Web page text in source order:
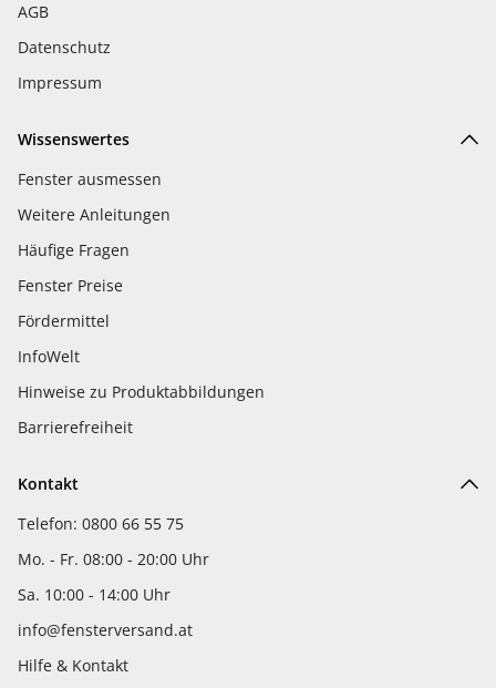
AGB
Datenschutz
Impressum
Wissenswertes
Fenster ausmessen
Weitere Anleitungen
Häufige Fragen
Fenster Preise
Fördermittel
InfoWelt
Hinweise zu Produktabbildungen
Barrierefreiheit
Kontakt
Telefon: 0800 66 55 75
Mo. - Fr. 08:00 - 20:00 Uhr
Sa. 10:00 - 14:00 Uhr
info@fensterversand.at
Hilfe & Kontakt